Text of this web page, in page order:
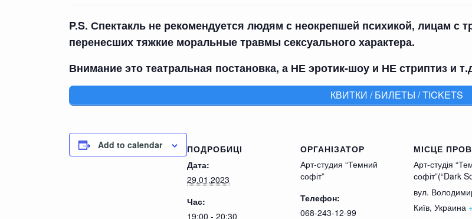
P.S. Спектакль не рекомендуется людям с неокрепшей психикой, лицам
перенесших тяжкие моральные травмы сексуального характера.
Внимание это театральная постановка, а НЕ эротик-шоу и НЕ стриптиз и
КВИТКИ / БИЛЕТЫ / TICKETS
Add to calendar
ПОДРОБИЦІ
Дата:
29.01.2023
Час:
19:00 - 20:30
ОРГАНІЗАТОР
Арт-студия “Темний
софіт”
Телефон:
068-243-12-99
МІСЦЕ
Арт-студія
софіт”(“Dark
вул.
Київ, Украина